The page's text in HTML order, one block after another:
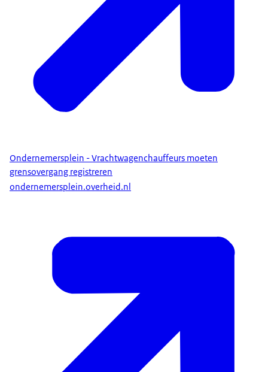
Ondernemersplein - Vrachtwagenchauffeurs moeten
grensovergang registreren
ondernemersplein.overheid.nl